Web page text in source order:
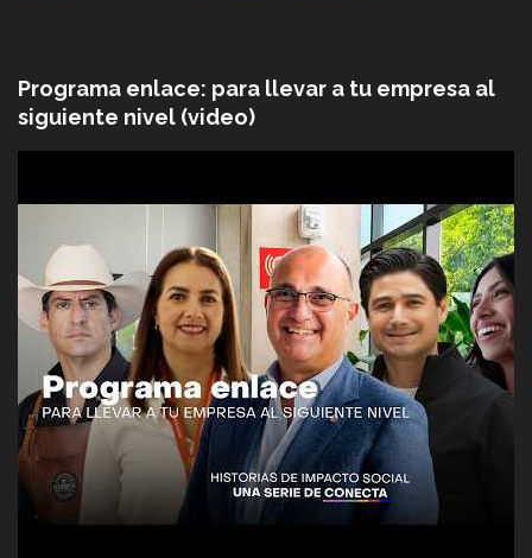
Programa enlace: para llevar a tu empresa al
siguiente nivel (video)